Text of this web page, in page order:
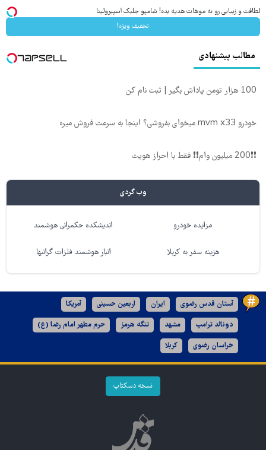
لطافت و زیبایی رو به موهات هدیه بده! شامپو جلبک اسپیرولینا
تخفیف ویژه!
مطالب پیشنهادی
100 هزار تومن پاداش بگیر | ثبت نام کن
خودرو mvm x33 میخوای بفروشی؟ اینجا به سرعت فروش میره
❗❗200 میلیون وام❗❗ فقط با احراز هویت
وب گردی
مزایده خودرو اندیشکده حکمرانی هوشمند
هزینه سفر به کربلا انبار هوشمند فلزات گرانبها
آستان قدس رضوی ایران اربعین حسینی آمریکا
دونالد ترامپ مشهد تنگه هرمز حرم مطهر امام رضا (ع)
خراسان رضوی کربلا
نسخه دسکتاپ